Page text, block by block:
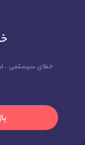
خطای سیستمی .